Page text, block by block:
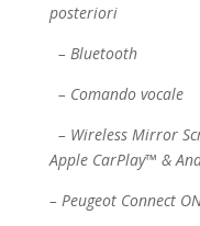
posteriori
– Bluetooth
– Comando vocale
– Wireless Mirror
Apple CarPlay™ &
– Peugeot Connect